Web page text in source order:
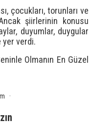
çocukları, torunları ve
şiirlerinin konusu
duyumlar, duygular
yer verdi.
Olmanın En Güzel
·